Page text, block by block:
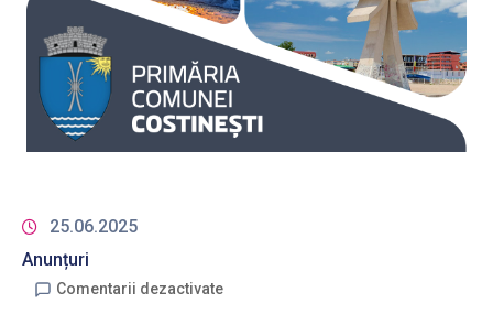
25.06.2025
Anunțuri
Comentarii dezactivate